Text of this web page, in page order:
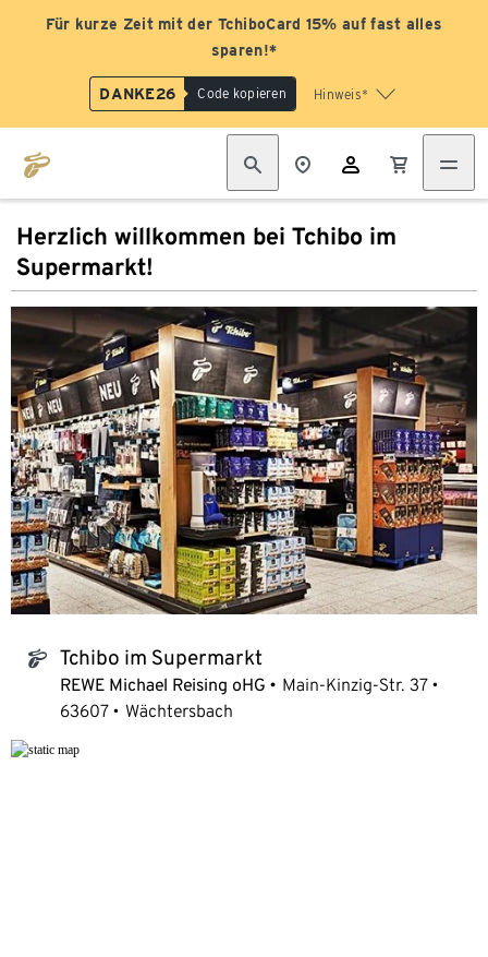
Für kurze Zeit mit der TchiboCard 15% auf fast alles
sparen!*
DANKE26 Code kopieren Hinweis*
Herzlich willkommen bei Tchibo im
Supermarkt!
tchibo_logo Tchibo im Supermarkt
REWE Michael Reising oHG
Main-Kinzig-Str. 37
63607
Wächtersbach